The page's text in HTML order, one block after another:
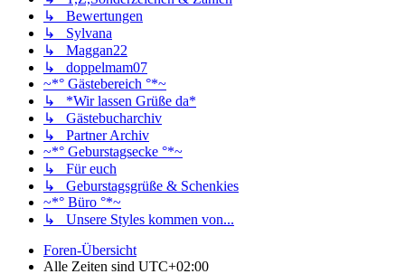
↳ Bewertungen
↳ Sylvana
↳ Maggan22
↳ doppelmam07
~*° Gästebereich °*~
↳ *Wir lassen Grüße da*
↳ Gästebucharchiv
↳ Partner Archiv
~*° Geburstagsecke °*~
↳ Für euch
↳ Geburstagsgrüße & Schenkies
~*° Büro °*~
↳ Unsere Styles kommen von...
Foren-Übersicht
Alle Zeiten sind UTC+02:00